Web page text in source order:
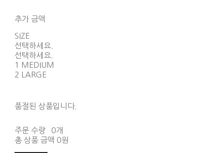
추가 금액
SIZE
선택하세요.
선택하세요.
1 MEDIUM
2 LARGE
품절된 상품입니다.
주문 수량
0개
총 상품 금액 0원